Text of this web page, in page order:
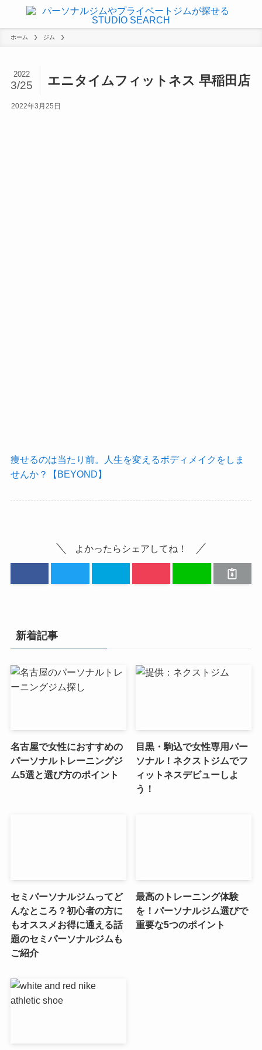
ホーム ジム
エニタイムフィットネス 早稲田店
2022
3/25
2022年3月25日
痩せるのは当たり前。人生を変えるボディメイクをしま
せんか？【BEYOND】
よかったらシェアしてね！
新着記事
名古屋で女性におすすめの
パーソナルトレーニングジ
ム5選と選び方のポイント
目黒・駒込で女性専用パー
ソナル！ネクストジムでフ
ィットネスデビューしよ
う！
セミパーソナルジムってど
んなところ？初心者の方に
もオススメお得に通える話
題のセミパーソナルジムも
ご紹介
最高のトレーニング体験
を！パーソナルジム選びで
重要な5つのポイント